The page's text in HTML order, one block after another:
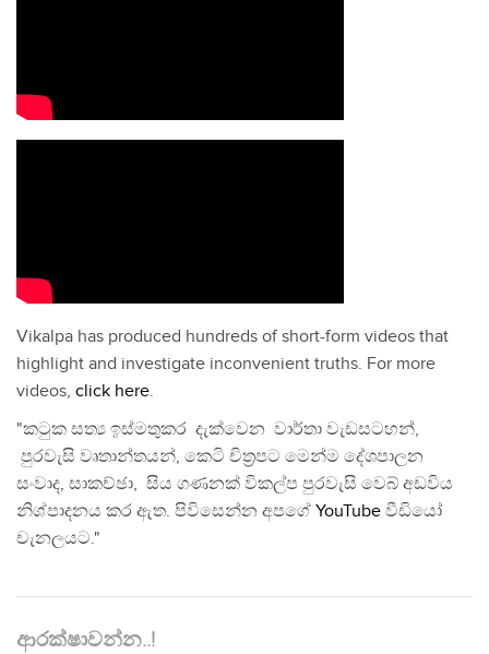
Vikalpa has produced hundreds of short-form videos that
highlight and investigate inconvenient truths. For more
videos, click here.
"කටුක සත්‍ය ඉස්මතුකර දැක්වෙන වාර්තා වැඩසටහන්,
පුරවැසි වෘතාන්තයන්, කෙටි චිත්‍රපට මෙන්ම දේශපාලන
සංවාද, සාකච්ඡා, සිය ගණනක් විකල්ප පුරවැසි වෙබ් අඩවිය
නිශ්පාදනය කර ඇත. පිවිසෙන්න අපගේ YouTube වීඩියෝ
චැනලයට."
ආරක්ෂාවන්න..!